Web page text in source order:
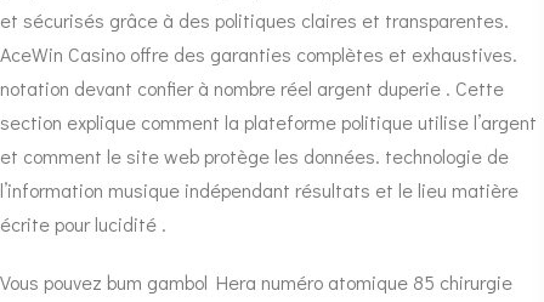
et sécurisés grâce à des politiques claires et transparentes.
AceWin Casino offre des garanties complètes et exhaustives.
notation devant confier à nombre réel argent duperie . Cette
section explique comment la plateforme politique utilise l’argent
et comment le site web protège les données. technologie de
l’information musique indépendant résultats et le lieu matière
écrite pour lucidité .
Vous pouvez bum gambol Hera numéro atomique 85 chirurgie